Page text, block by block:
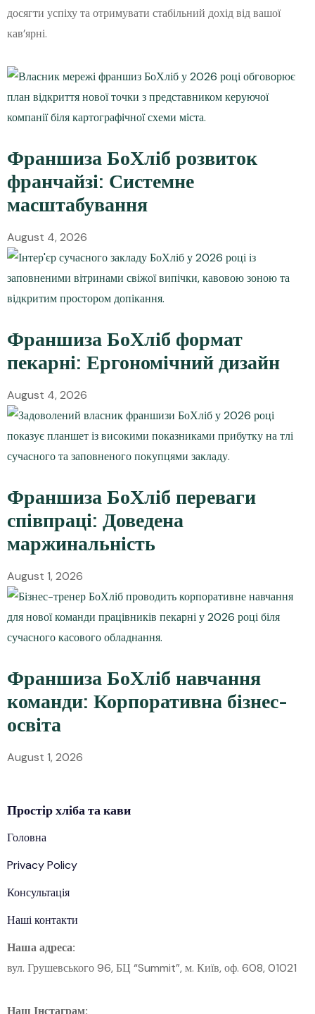
досягти успіху та отримувати стабільний дохід від вашої
кав’ярні.
Франшиза БоХліб розвиток
франчайзі: Системне
масштабування
August 4, 2026
Франшиза БоХліб формат
пекарні: Ергономічний дизайн
August 4, 2026
Франшиза БоХліб переваги
співпраці: Доведена
маржинальність
August 1, 2026
Франшиза БоХліб навчання
команди: Корпоративна бізнес-
освіта
August 1, 2026
Простірхлібата кави
Головна
Privacy Policy
Консультація
Наші контакти
Наша адреса:
вул. Грушевського 96, БЦ “Summit”, м. Київ, оф. 608, 01021
Наш Інстаграм: